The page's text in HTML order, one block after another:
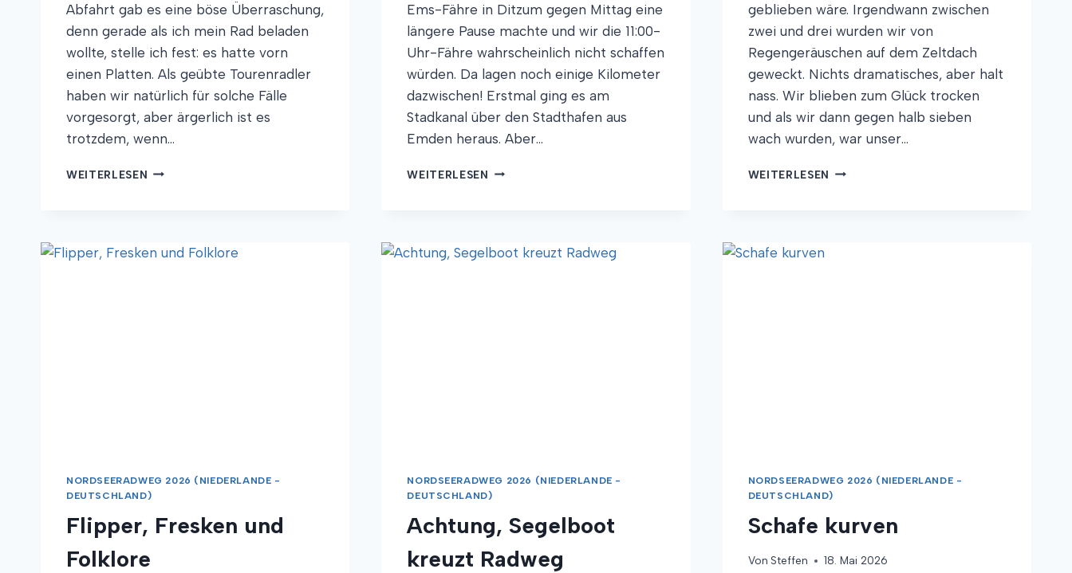
Abfahrt gab es eine böse Überraschung,
denn gerade als ich mein Rad beladen
wollte, stelle ich fest: es hatte vorn
einen Platten. Als geübte Tourenradler
haben wir natürlich für solche Fälle
vorgesorgt, aber ärgerlich ist es
trotzdem, wenn…
WEITERLESEN DER
Ems-Fähre in Ditzum gegen Mittag eine
längere Pause machte und wir die 11:00-
Uhr-Fähre wahrscheinlich nicht schaffen
würden. Da lagen noch einige Kilometer
dazwischen! Erstmal ging es am
Stadkanal über den Stadthafen aus
Emden heraus. Aber…
WEITERLESEN OTTIFANTEN
geblieben wäre. Irgendwann zwischen
zwei und drei wurden wir von
Regengeräuschen auf dem Zeltdach
geweckt. Nichts dramatisches, aber halt
nass. Wir blieben zum Glück trocken
und als wir dann gegen halb sieben
wach wurden, war unser…
WEITERLESEN LEERFAHRT
NORDSEERADWEG 2026 (NIEDERLANDE -
DEUTSCHLAND)
Flipper, Fresken und
Folklore
NORDSEERADWEG 2026 (NIEDERLANDE -
DEUTSCHLAND)
Achtung, Segelboot
kreuzt Radweg
NORDSEERADWEG 2026 (NIEDERLANDE -
DEUTSCHLAND)
Schafe kurven
Von Steffen 18. Mai 2026